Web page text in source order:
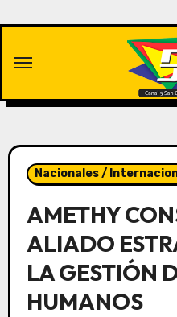
contenido
Nacionales /
AMETHY
ALIADO
LA GESTIÓN
HUMANOS